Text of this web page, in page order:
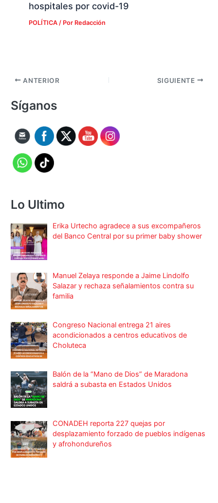
hospitales por covid-19
POLÍTICA/ Por Redacción
ANTERIOR SIGUIENTE
Síganos
Lo Ultimo
Erika Urtecho agradece a sus excompañeros
del Banco Central por su primer baby shower
Manuel Zelaya responde a Jaime Lindolfo
Salazar y rechaza señalamientos contra su
familia
Congreso Nacional entrega 21 aires
acondicionados a centros educativos de
Choluteca
Balón de la “Mano de Dios” de Maradona
saldrá a subasta en Estados Unidos
CONADEH reporta 227 quejas por
desplazamiento forzado de pueblos indígenas
y afrohondureños